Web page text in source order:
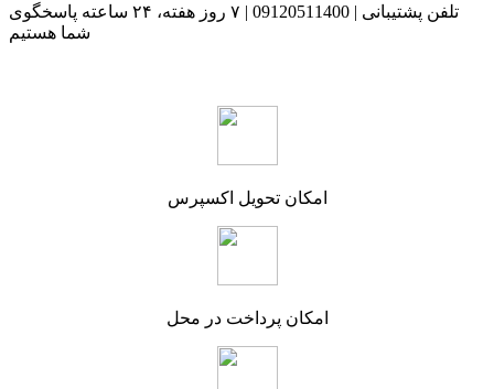
تلفن پشتیبانی | 09120511400 | ۷ روز هفته، ۲۴ ساعته پاسخگوی
شما هستیم
امکان تحویل اکسپرس
امکان پرداخت در محل